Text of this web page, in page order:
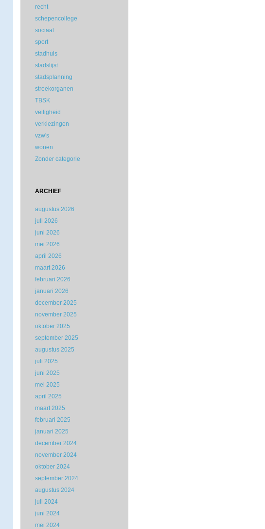
recht
schepencollege
sociaal
sport
stadhuis
stadslijst
stadsplanning
streekorganen
TBSK
veiligheid
verkiezingen
vzw's
wonen
Zonder categorie
ARCHIEF
augustus 2026
juli 2026
juni 2026
mei 2026
april 2026
maart 2026
februari 2026
januari 2026
december 2025
november 2025
oktober 2025
september 2025
augustus 2025
juli 2025
juni 2025
mei 2025
april 2025
maart 2025
februari 2025
januari 2025
december 2024
november 2024
oktober 2024
september 2024
augustus 2024
juli 2024
juni 2024
mei 2024